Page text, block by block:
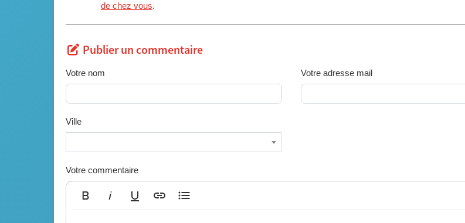
de chez vous.
Publier un commentaire
Votre nom Votre adresse mail
Ville
Votre commentaire